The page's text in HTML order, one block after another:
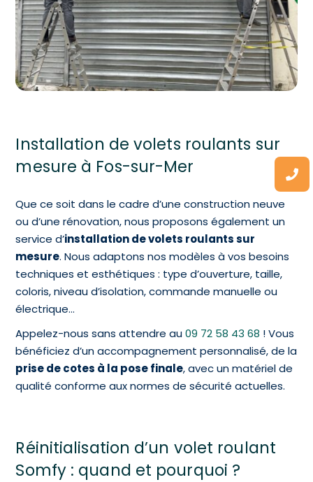
Installation de volets roulants sur
mesure à Fos-sur-Mer
Que ce soit dans le cadre d’une construction neuve
ou d’une rénovation, nous proposons également un
service d’installation de volets roulants sur
mesure. Nous adaptons nos modèles à vos besoins
techniques et esthétiques : type d’ouverture, taille,
coloris, niveau d’isolation, commande manuelle ou
électrique…
Appelez-nous sans attendre au09 72 58 43 68 ! Vous
bénéficiez d’un accompagnement personnalisé, de la
prise de cotes à la pose finale, avec un matériel de
qualité conforme aux normes de sécurité actuelles.
Réinitialisation d’un volet roulant
Somfy : quand et pourquoi ?